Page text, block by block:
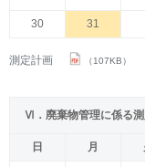
30 31
測定計画 （107KB）
Ⅵ．廃棄物管理に係る測
日 月